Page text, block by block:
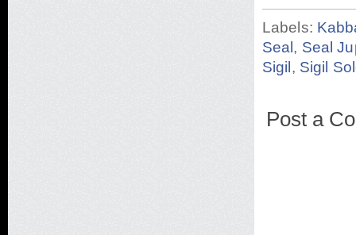
Labels:
Seal , Seal
Sigil , Sigil
Post a